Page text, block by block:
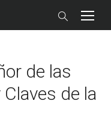
de las
de la